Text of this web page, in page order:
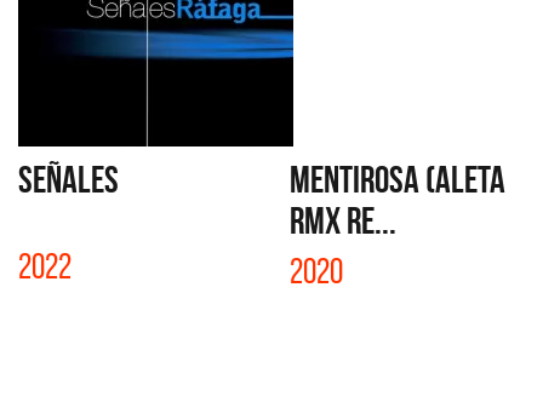
SEÑALES
2022
MENTIROSA (ALETA
RMX RE...
2020